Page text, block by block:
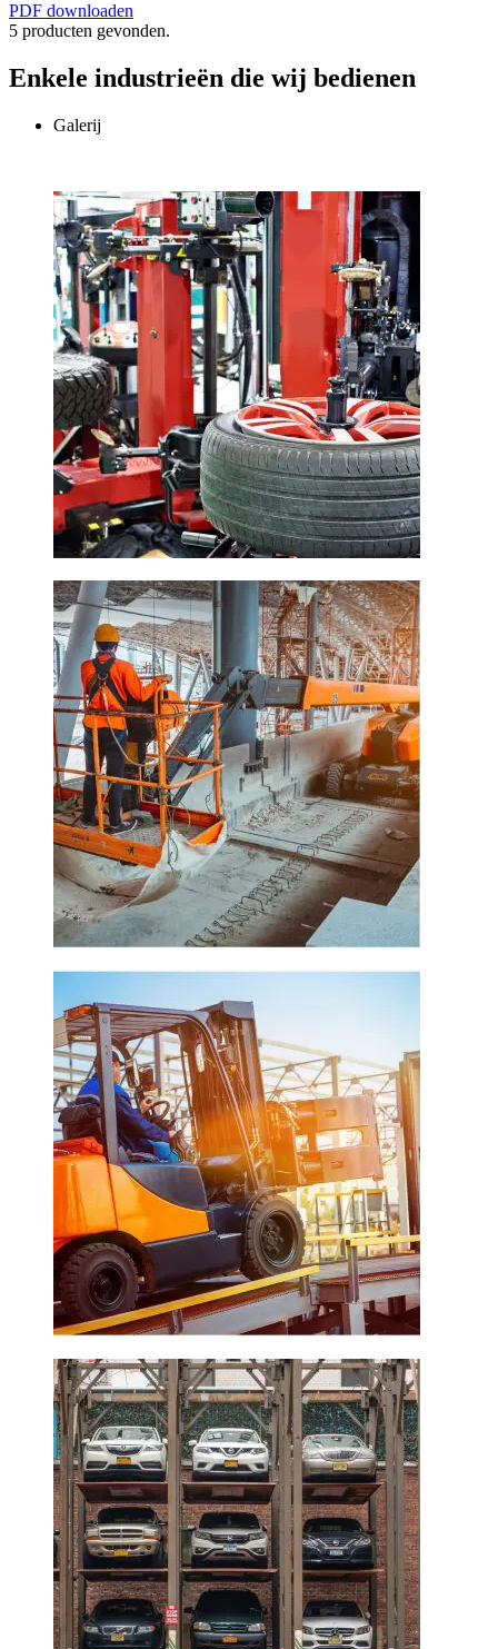
PDF downloaden
5 producten gevonden.
Enkele industrieën die wij bedienen
Galerij